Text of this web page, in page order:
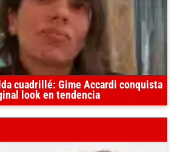
cuadrillé: Gime Accardi conquista
look en tendencia